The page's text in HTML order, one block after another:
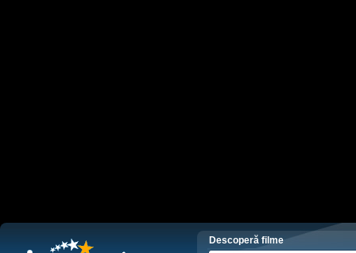
Descoperă filme